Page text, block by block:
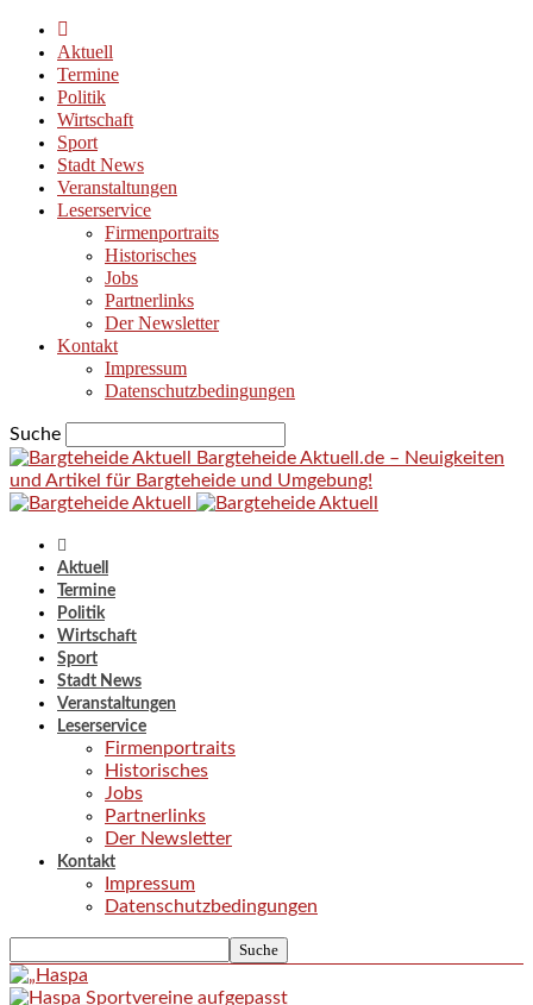
Aktuell
Termine
Politik
Wirtschaft
Sport
Stadt News
Veranstaltungen
Leserservice
Firmenportraits
Historisches
Jobs
Partnerlinks
Der Newsletter
Kontakt
Impressum
Datenschutzbedingungen
Suche
Bargteheide Aktuell.de – Neuigkeiten
und Artikel für Bargteheide und Umgebung!
Aktuell
Termine
Politik
Wirtschaft
Sport
Stadt News
Veranstaltungen
Leserservice
Firmenportraits
Historisches
Jobs
Partnerlinks
Der Newsletter
Kontakt
Impressum
Datenschutzbedingungen